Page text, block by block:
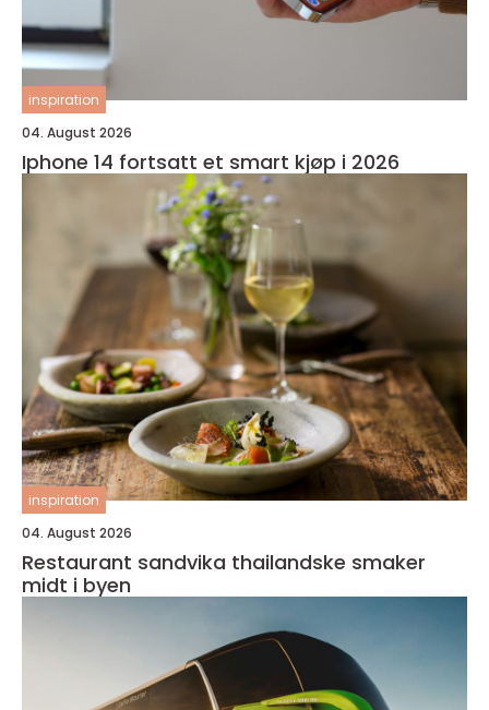
inspiration
04. August 2026
Iphone 14 fortsatt et smart kjøp i 2026
inspiration
04. August 2026
Restaurant sandvika thailandske smaker
midt i byen